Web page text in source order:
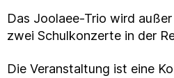
Das Joolaee-Trio wird
zwei Schulkonzerte in der
Die Veranstaltung ist eine